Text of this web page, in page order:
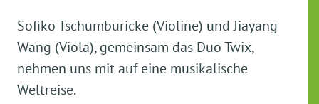
Sofiko Tschumburicke (Violine) und Jiayang
Wang (Viola), gemeinsam das Duo Twix,
nehmen uns mit auf eine musikalische
Weltreise.